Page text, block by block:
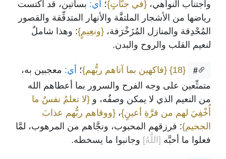
واجتناب النواهي، {في جنَّاتٍ}؛ أي: بساتين، قد اكتست
رياضها من الأشجار الملتفَّة والأنهار المتدفِّقة والقصور
المُحْدِقة والمنازل المُزَخْرَفة، {ونعِيمٍ}: وهذا شاملٌ
لنعيم القلب والروح والبدن.
#
{18} {فاكهين بما آتاهم ربُّهم}؛ أي: معجبين به،
متمتِّعين على وجه الفرح والسرور بما أعطاهم الله
من النعيم الذي لا يمكن وصفُه، و {لا تعلمُ نفسٌ ما
أُخْفِيَ لهم من قرَّةِ أعينٍ}، {ووقاهم ربُّهم عذابَ
الجحيم}: فرزقهم المحبوب، ونجَّاهم من المرهوب، لمَّا
فعلوا ما أحبَّه [اللَّهُ] وجانبوا ما يسخطه.